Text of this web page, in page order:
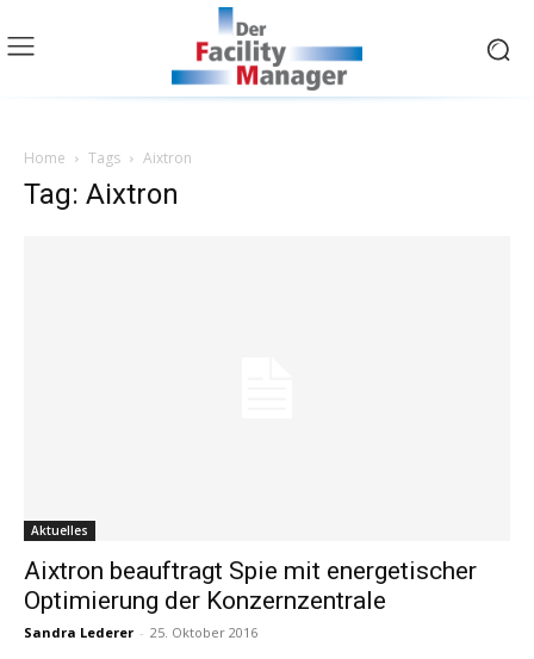
Home Tags Aixtron
Tag: Aixtron
Aktuelles
Aixtron beauftragt Spie mit energetischer
Optimierung der Konzernzentrale
Sandra Lederer - 25. Oktober 2016